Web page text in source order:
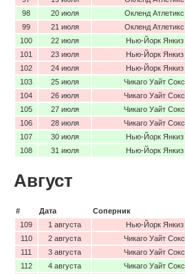
98
20 июля Окленд Атлетикс
99
21 июля Окленд Атлетикс
100
22 июля Нью-Йорк Янкиз
101
23 июля Нью-Йорк Янкиз
102
24 июля Нью-Йорк Янкиз
103
25 июля Чикаго Уайт Сокс
104
26 июля Чикаго Уайт Сокс
105
27 июля Чикаго Уайт Сокс
106
28 июля Чикаго Уайт Сокс
107
30 июля Нью-Йорк Янкиз
108
31 июля Нью-Йорк Янкиз
Август
# Дата Соперник
109
1 августа Нью-Йорк Янкиз
110
2 августа Чикаго Уайт Сокс
111
3 августа Чикаго Уайт Сокс
112
4 августа Чикаго Уайт Сокс